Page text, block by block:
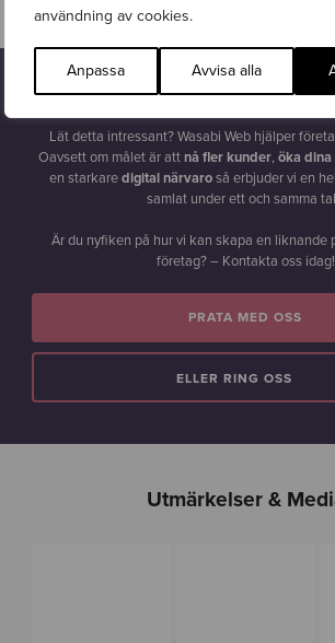
användning av cookies.
Anpassa Avvisa alla
Intresserad?
Lät detta intressant? Wasabi Web hjälper
Oavsett om målet är attnå fler kunder, öka
en starkaredigital närvaroså erbjuder vi en
samlat under ett och samma
Är du nyfiken på hur vi kan skapa en liknande
företag? – Kontakta oss idag!
PRATA MED OSS
ELLER RING OSS
Utmärkelser &